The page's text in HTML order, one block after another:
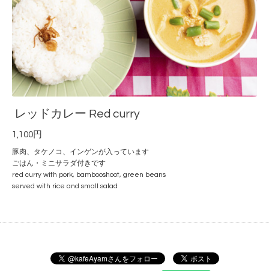
レッドカレー Red curry
1,100円
豚肉、タケノコ、インゲンが入っています
ごはん・ミニサラダ付きです
red curry with pork, bambooshoot, green beans
served with rice and small salad